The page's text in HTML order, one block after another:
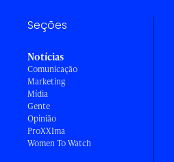
Seções
Notícias
Comunicação
Marketing
Mídia
Gente
Opinião
ProXXIma
Women To Watch